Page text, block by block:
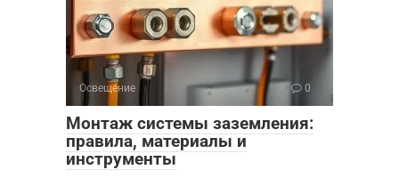
Освещение 0
Монтаж системы заземления:
правила, материалы и
инструменты